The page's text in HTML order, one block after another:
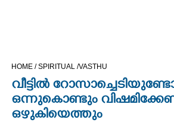
OPINION
HOME /SPIRITUAL /VASTHU
വീട്ടിൽ
ഒന്നുകൊണ്ടും
ഒഴുകിയെത്തും